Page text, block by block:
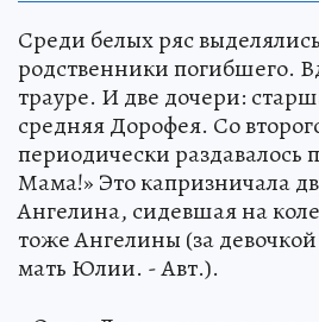
Среди белых ряс
родственники погибшего.
трауре. И две дочери:
средняя Дорофея. Со
периодически раздавалось
Мама!» Это капризничала
Ангелина, сидевшая на
тоже Ангелины (за
мать Юлии. - Авт.).